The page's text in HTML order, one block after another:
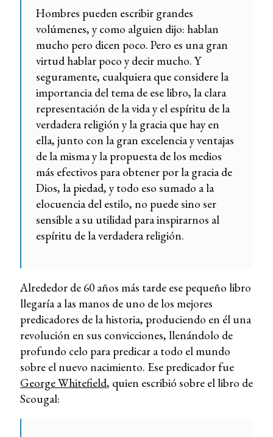
Hombres pueden escribir grandes
volúmenes, y como alguien dijo: hablan
mucho pero dicen poco. Pero es una gran
virtud hablar poco y decir mucho. Y
seguramente, cualquiera que considere la
importancia del tema de ese libro, la clara
representación de la vida y el espíritu de la
verdadera religión y la gracia que hay en
ella, junto con la gran excelencia y ventajas
de la misma y la propuesta de los medios
más efectivos para obtener por la gracia de
Dios, la piedad, y todo eso sumado a la
elocuencia del estilo, no puede sino ser
sensible a su utilidad para inspirarnos al
espíritu de la verdadera religión.
Alrededor de 60 años más tarde ese pequeño libro
llegaría a las manos de uno de los mejores
predicadores de la historia, produciendo en él una
revolución en sus convicciones, llenándolo de
profundo celo para predicar a todo el mundo
sobre el nuevo nacimiento. Ese predicador fue
George Whitefield, quien escribió sobre el libro de
Scougal: